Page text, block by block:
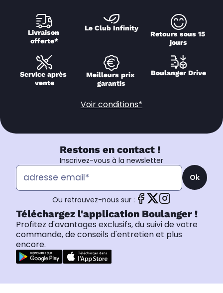
Livraison
offerte*
Le Club Infinity
Retours sous 15
jours
Service après
vente
Meilleurs prix
garantis
Boulanger Drive
Voir conditions*
Restons en contact !
Inscrivez-vous à la newsletter
Ok
Ou retrouvez-nous sur :
Téléchargez l'application Boulanger !
Profitez d'avantages exclusifs, du suivi de votre
commande, de conseils d'entretien et plus
encore.